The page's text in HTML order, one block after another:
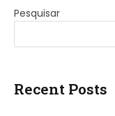
Pesquisar
Recent Posts